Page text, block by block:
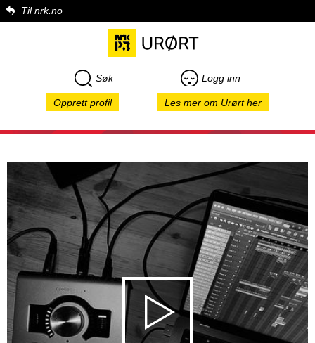
Til nrk.no
Søk Logg inn
Opprett profil Les mer om Urørt her